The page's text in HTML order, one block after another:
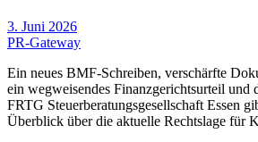
3. Juni 2026
PR-Gateway
Ein neues BMF-Schreiben, verschärfte
ein wegweisendes Finanzgerichtsurteil
FRTG Steuerberatungsgesellschaft Essen
Überblick über die aktuelle Rechtslage für